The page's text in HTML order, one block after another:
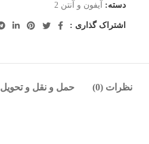
دسته: آیفون و آنتن 2
اشتراک گذاری :
نظرات (0) حمل و نقل و تحویل